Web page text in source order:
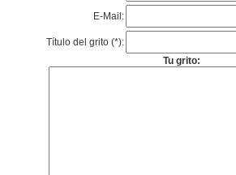
E-Mail:
Título del grito (*):
Tu grito: